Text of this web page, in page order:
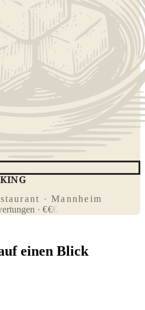
KING
· Mannheim
·€€€
einen Blick